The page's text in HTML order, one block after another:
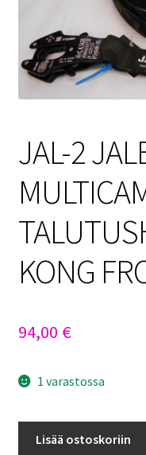
Tietosuojaseloste
Toimitusehdot
Uutisia
JAL-2
KONG
94,00 €
1 varastossa
Lisää ostoskoriin